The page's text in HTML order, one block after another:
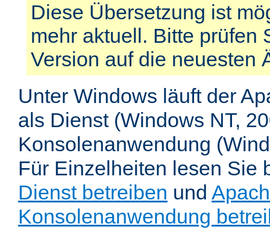
Diese Übersetzung ist
mehr aktuell. Bitte prüfen
Version auf die neuesten
Unter Windows läuft der
als Dienst (Windows NT,
Konsolenanwendung
Für Einzelheiten lesen Sie
Dienst betreiben und
Konsolenanwendung